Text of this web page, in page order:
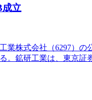
成立
業株式会社（6297）
。鉱研工業は、東京